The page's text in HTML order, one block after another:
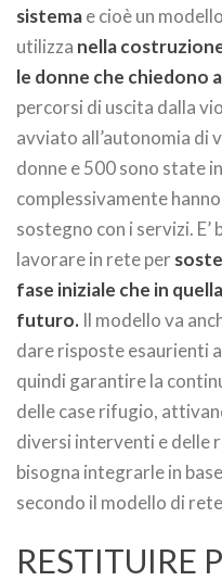
sistemae cioè un
utilizza nella
le donne che chiedono
percorsi di uscita dalla
avviato all’autonomia di
donne e 500 sono state
complessivamente
sostegno con i servizi.
lavorare in rete per
fase iniziale che in
futuro. Il modello va
dare risposte esaurienti
quindi garantire la
delle case rifugio,
diversi interventi e delle
bisogna integrarle in
secondo il modello di
RESTITUIRE